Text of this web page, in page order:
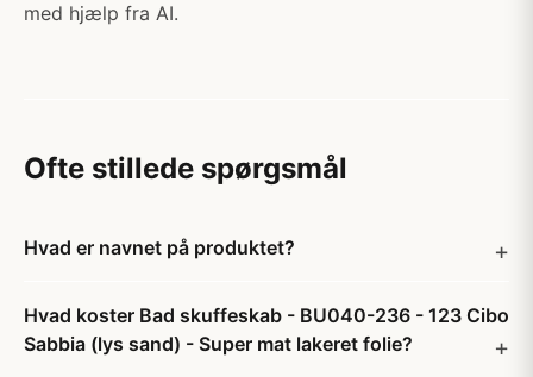
med hjælp fra AI.
Ofte stillede spørgsmål
Hvad er navnet på produktet?
Hvad koster Bad skuffeskab - BU040-236 - 123 Cibo
Sabbia (lys sand) - Super mat lakeret folie?